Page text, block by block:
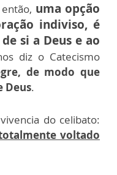
uma opção
indiviso, é
si a Deus e ao
diz o Catecismo
de modo que
Deus.
do celibato:
voltado